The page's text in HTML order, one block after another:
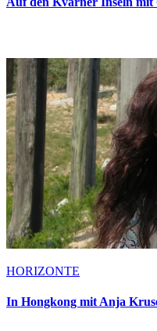
HORIZONTE
In Hongkong mit Anja